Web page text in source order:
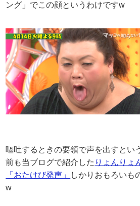
ング」でこの顔というわけですw
嘔吐するときの要領で声を出すとい
前も当ブログで紹介した りょんりょ
「おたけび発声」
しかりおもろいも
w